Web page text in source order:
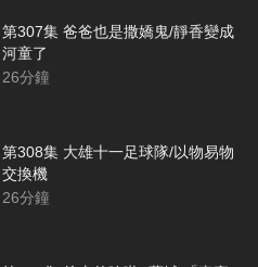
第307集 爸爸也是撒嬌鬼/靜香變成
河童了
26分鐘
第308集 大雄十一足球隊/以物易物
交換機
26分鐘